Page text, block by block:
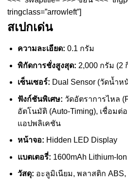
tringclass=”arrowleft”]
สเปกเด่น
ความละเอียด: 0.1 กรัม
พิกัดการชั่งสูงสุด: 2,000 กรัม (2
เซ็นเซอร์: Dual Sensor (วัดน้ำห
ฟังก์ชันพิเศษ: วัดอัตราการไหล
อัตโนมัติ (Auto-Timing), เชื่อมต่
แอปพลิเคชัน
หน้าจอ: Hidden LED Display
แบตเตอรี่: 1600mAh Lithium-
วัสดุ: อะลูมิเนียม, พลาสติก